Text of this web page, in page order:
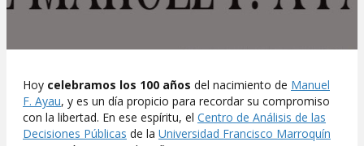
Hoy celebramos los 100 años del nacimiento de Manuel
F. Ayau, y es un día propicio para recordar su compromiso
con la libertad. En ese espíritu, el Centro de Análisis de las
Decisiones Públicas de la Universidad Francisco Marroquín